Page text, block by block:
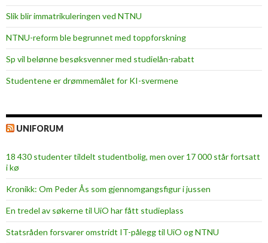
Slik blir immatrikuleringen ved NTNU
NTNU-reform ble begrunnet med toppforskning
Sp vil belønne besøksvenner med studielån-rabatt
Studentene er drømmemålet for KI-svermene
UNIFORUM
18 430 studenter tildelt studentbolig, men over 17 000 står fortsatt
i kø
Kronikk: Om Peder Ås som gjennomgangsfigur i jussen
En tredel av søkerne til UiO har fått studieplass
Statsråden forsvarer omstridt IT-pålegg til UiO og NTNU